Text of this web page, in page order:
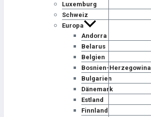
Luxemburg
Schweiz
Europa
Andorra
Belarus
Belgien
Bosnien-Herzegowina
Bulgarien
Dänemark
Estland
Finnland